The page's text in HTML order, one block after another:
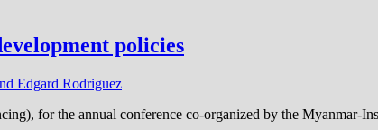
policies
Edgard Rodriguez
for the annual conference co-organized by the Myanmar-